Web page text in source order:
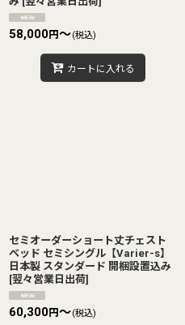
58,000円～(税込)
カートに入れる
セミオーダーショート丈チェスト
ベッド セミシングル【Varier-s】
日本製 スタンダード 開梱設置込み
[翌々営業日出荷]
60,300円～(税込)